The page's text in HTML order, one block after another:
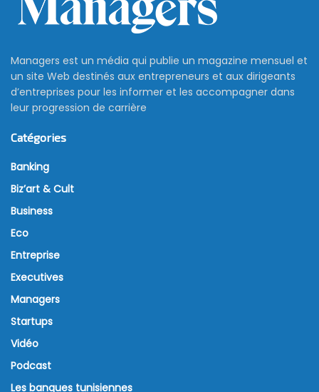
Managers est un média qui publie un magazine mensuel et
un site Web destinés aux entrepreneurs et aux dirigeants
d’entreprises pour les informer et les accompagner dans
leur progression de carrière
Catégories
Banking
Biz’art & Cult
Business
Eco
Entreprise
Executives
Managers
Startups
Vidéo
Podcast
Les banques tunisiennes